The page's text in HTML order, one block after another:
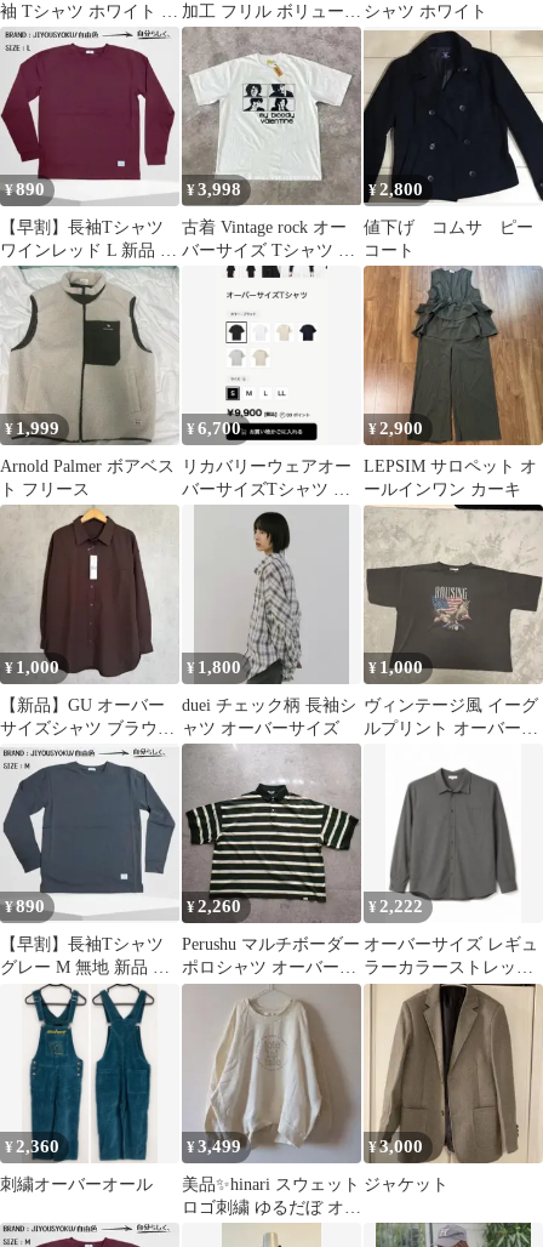
袖 Tシャツ ホワイト セ
ット
加工 フリル ボリューム
サロペット
シャツ ホワイト
¥890
【早割】長袖Tシャツ
ワインレッド L 新品 ロ
ンT オーバーサイズ こ
の秋に
¥3,998
古着 Vintage rock オー
バーサイズ Tシャツ ホ
ワイト M
¥2,800
値下げ コムサ ピー
コート
¥ 1,999
Arnold Palmer ボアベス
ト フリース
¥6,700
リカバリーウェアオー
バーサイズTシャツ ブ
¥2,900
LEPSIM サロペット オ
ールインワン カーキ
¥ 1,000
【新品】GU オーバー
サイズシャツ ブラウン
S サイズ
¥ 1,800
duei チェック柄 長袖シ
ャツ オーバーサイズ
¥ 1,000
ヴィンテージ風 イーグ
ルプリント オーバーサ
コールグレー
¥890
【早割】長袖Tシャツ
グレー M 無地 新品 ロ
ンT オーバーサイズ こ
の秋に
¥2,260
Perushu マルチボーダー
ポロシャツ オーバーサ
イズ
¥2,222
オーバーサイズ レギュ
ラーカラーストレッチ
長袖シャツ
¥ 2,360
刺繍オーバーオール
¥3,499
美品✨️hinari スウェット
ロゴ刺繍 ゆるだぼ オー
バーサイズ ナチュラル
¥3,000
ジャケット